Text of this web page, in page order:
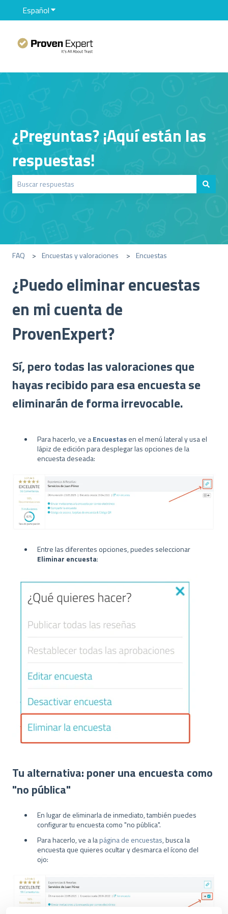
EspañolTraducciones de Mostrar submenú de
¿Preguntas? ¡Aquí están las
respuestas!
FAQ Encuestas y valoraciones Encuestas
¿Puedo eliminar encuestas
en mi cuenta de
ProvenExpert?
Sí, pero todas las valoraciones que
hayas recibido para esa encuesta se
eliminarán de forma irrevocable.
Para hacerlo, ve aEncuestasen el menú lateral y usa el
lápiz de edición para desplegar las opciones de la
encuesta deseada:
Entre las diferentes opciones, puedes seleccionar
Eliminar encuesta:
Tu alternativa: poner una encuesta como
"no pública"
En lugar de eliminarla de inmediato, también puedes
configurar tu encuesta como "no pública".
Para hacerlo, ve a lapágina de encuestas, busca la
encuesta que quieres ocultar y desmarca el ícono del
ojo: